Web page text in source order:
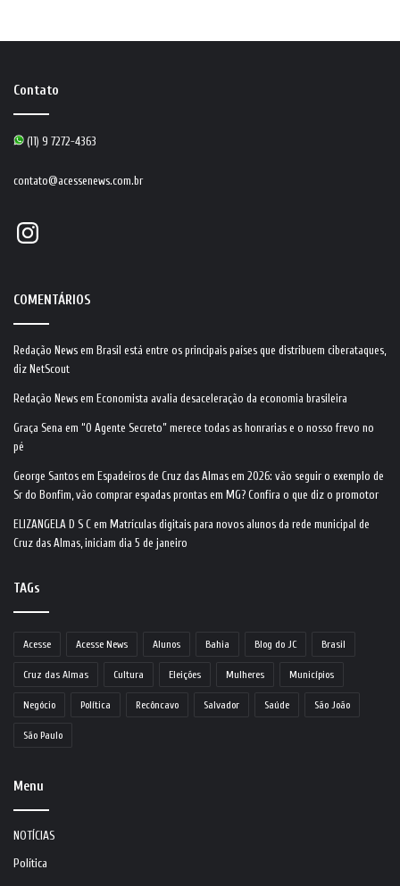
Contato
(11) 9 7272-4363
contato@acessenews.com.br
Instagram
COMENTÁRIOS
Redação News em Brasil está entre os principais países que distribuem ciberataques,
diz NetScout
Redação News em Economista avalia desaceleração da economia brasileira
Graça Sena em “O Agente Secreto” merece todas as honrarias e o nosso frevo no
pé
George Santos em Espadeiros de Cruz das Almas em 2026: vão seguir o exemplo de
Sr do Bonfim, vão comprar espadas prontas em MG? Confira o que diz o promotor
ELIZANGELA D S C em Matrículas digitais para novos alunos da rede municipal de
Cruz das Almas, iniciam dia 5 de janeiro
TAGs
Acesse Acesse News Alunos Bahia Blog do JC Brasil
Cruz das Almas Cultura Eleições Mulheres Municípios
Negócio Política Recôncavo Salvador Saúde São João
São Paulo
Menu
NOTÍCIAS
Política